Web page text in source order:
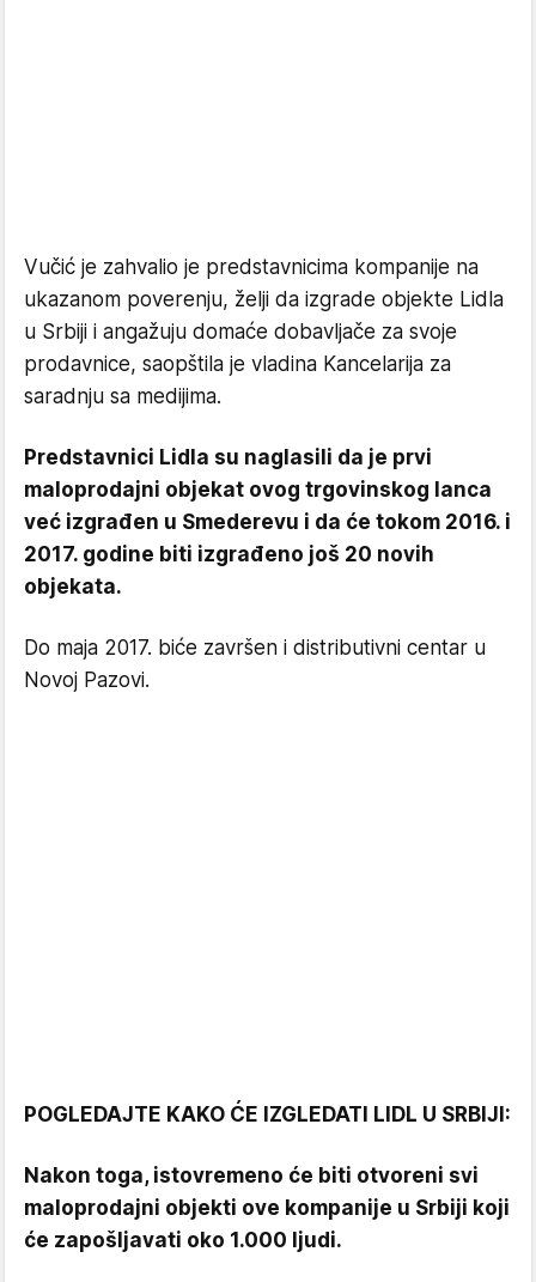
Vučić je zahvalio je predstavnicima kompanije na
ukazanom poverenju, želji da izgrade objekte Lidla
u Srbiji i angažuju domaće dobavljače za svoje
prodavnice, saopštila je vladina Kancelarija za
saradnju sa medijima.
Predstavnici Lidla su naglasili da je prvi
maloprodajni objekat ovog trgovinskog lanca
već izgrađen u Smederevu i da će tokom 2016. i
2017. godine biti izgrađeno još 20 novih
objekata.
Do maja 2017. biće završen i distributivni centar u
Novoj Pazovi.
POGLEDAJTE KAKO ĆE IZGLEDATI LIDL U SRBIJI:
Nakon toga, istovremeno će biti otvoreni svi
maloprodajni objekti ove kompanije u Srbiji koji
će zapošljavati oko 1.000 ljudi.